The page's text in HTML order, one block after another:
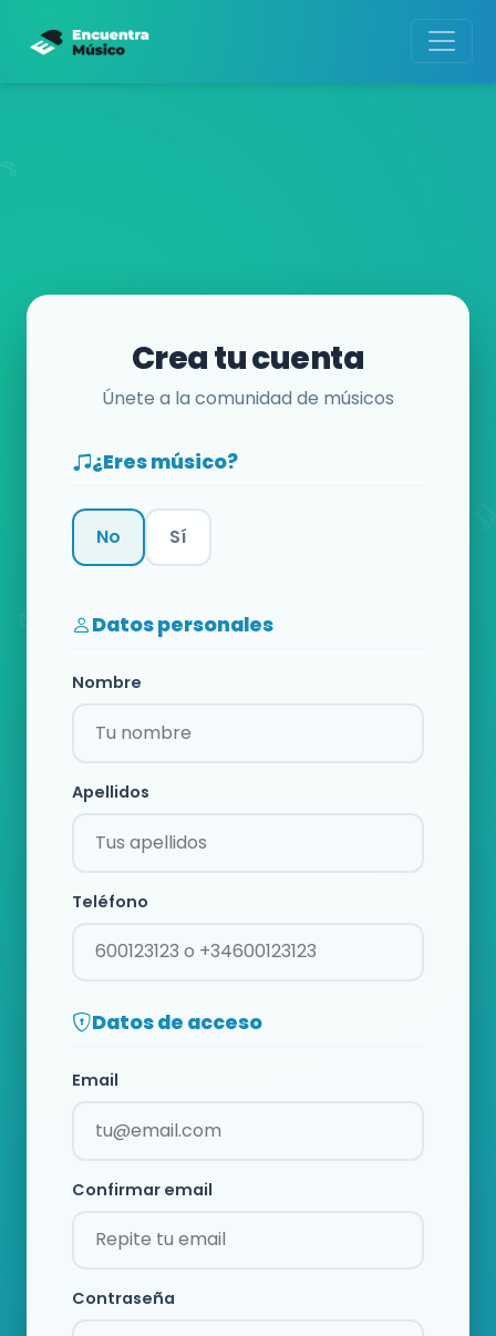
Crea tu cuenta
Únete a la comunidad de músicos
¿Eres músico?
No Sí
Datos personales
Nombre
Apellidos
Teléfono
Datos de acceso
Email
Confirmar email
Contraseña